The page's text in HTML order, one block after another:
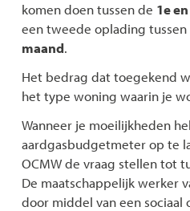
komen doen tussen de 1e
een tweede oplading tussen
maand.
Het bedrag dat toegekend
het type woning waarin je
Wanneer je moeilijkheden
aardgasbudgetmeter op te
OCMW de vraag stellen tot
De maatschappelijk werker
door middel van een sociaal